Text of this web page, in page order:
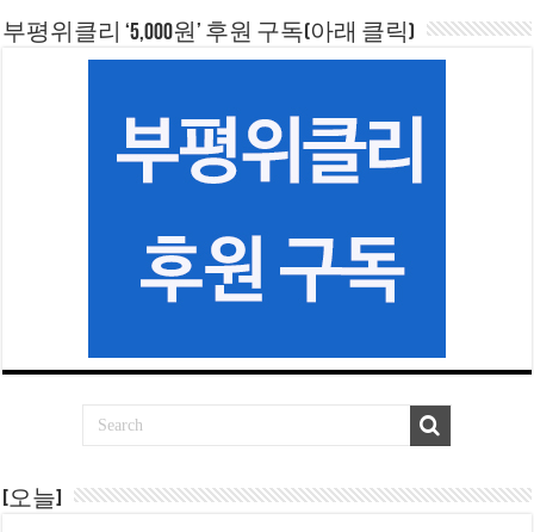
부평위클리 ‘5,000원’ 후원 구독(아래 클릭)
[오늘]